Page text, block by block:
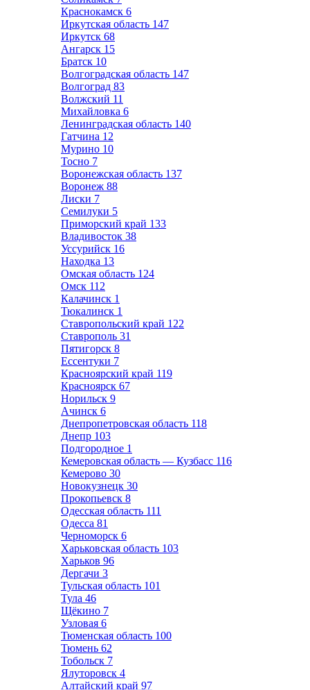
Краснокамск 6
Иркутская область 147
Иркутск 68
Ангарск 15
Братск 10
Волгоградская область 147
Волгоград 83
Волжский 11
Михайловка 6
Ленинградская область 140
Гатчина 12
Мурино 10
Тосно 7
Воронежская область 137
Воронеж 88
Лиски 7
Семилуки 5
Приморский край 133
Владивосток 38
Уссурийск 16
Находка 13
Омская область 124
Омск 112
Калачинск 1
Тюкалинск 1
Ставропольский край 122
Ставрополь 31
Пятигорск 8
Ессентуки 7
Красноярский край 119
Красноярск 67
Норильск 9
Ачинск 6
Днепропетровская область 118
Днепр 103
Подгородное 1
Кемеровская область — Кузбасс 116
Кемерово 30
Новокузнецк 30
Прокопьевск 8
Одесская область 111
Одесса 81
Черноморск 6
Харьковская область 103
Харьков 96
Дергачи 3
Тульская область 101
Тула 46
Щёкино 7
Узловая 6
Тюменская область 100
Тюмень 62
Тобольск 7
Ялуторовск 4
Алтайский край 97